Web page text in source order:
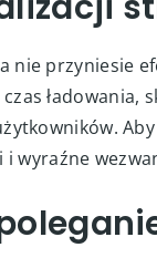
Analiza
nie przyniesie